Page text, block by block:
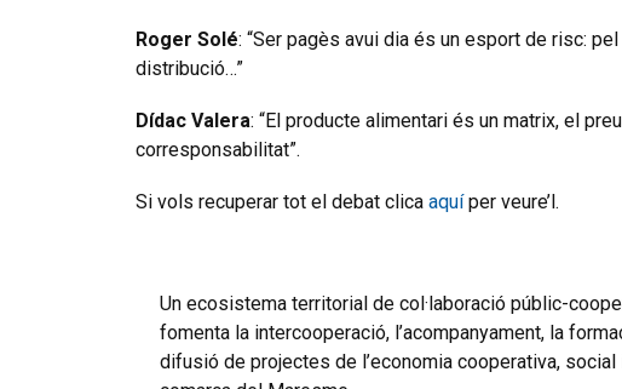
Roger Solé: “Ser pagès avui dia és un esport de risc:
distribució…”
Dídac Valera: “El producte alimentari és un matrix, el
corresponsabilitat”.
Si vols recuperar tot el debat clica aquíper veure’l.
Un ecosistema territorial de col·laboració públic-
fomenta la intercooperació, l’acompanyament, la
difusió de projectes de l’economia cooperativa,